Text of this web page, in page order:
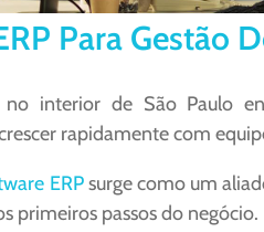
Para Gestão
interior de São Paulo
rapidamente com
ERPsurge como um
primeiros passos do negócio.